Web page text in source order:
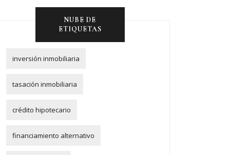
NUBE DE
ETIQUETAS
inversión inmobiliaria
tasación inmobiliaria
crédito hipotecario
financiamiento alternativo